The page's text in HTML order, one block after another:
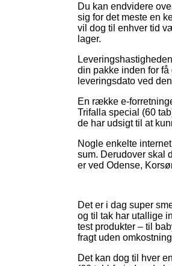
Du kan endvidere
sig for det meste en
vil dog til enhver tid
lager.
din pakke inden for
leveringsdato ved
En række e-
Trifalla special (60
de har udsigt til at
Nogle enkelte
sum. Derudover skal
er ved Odense,
Det er i dag super
og til tak har utallige
test produkter – til
fragt uden
Det kan dog til hver